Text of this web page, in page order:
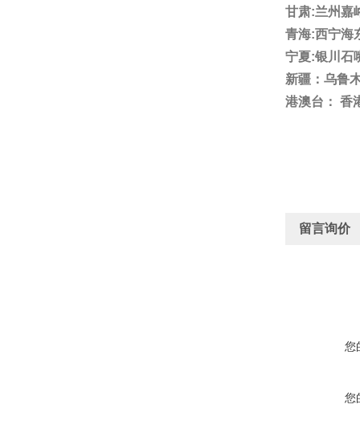
甘肃:兰州嘉
青海:西宁海
宁夏:银川石
新疆：乌鲁
港澳台： 香
留言询价
您
您